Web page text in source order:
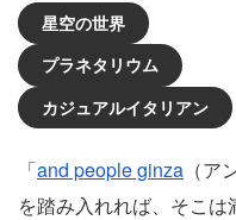
星空の世界
プラネタリウム
カジュアルイタリアン
「and people ginza （
を踏み入れれば、そこは